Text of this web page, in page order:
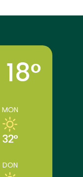
18°
MON
32°
DON